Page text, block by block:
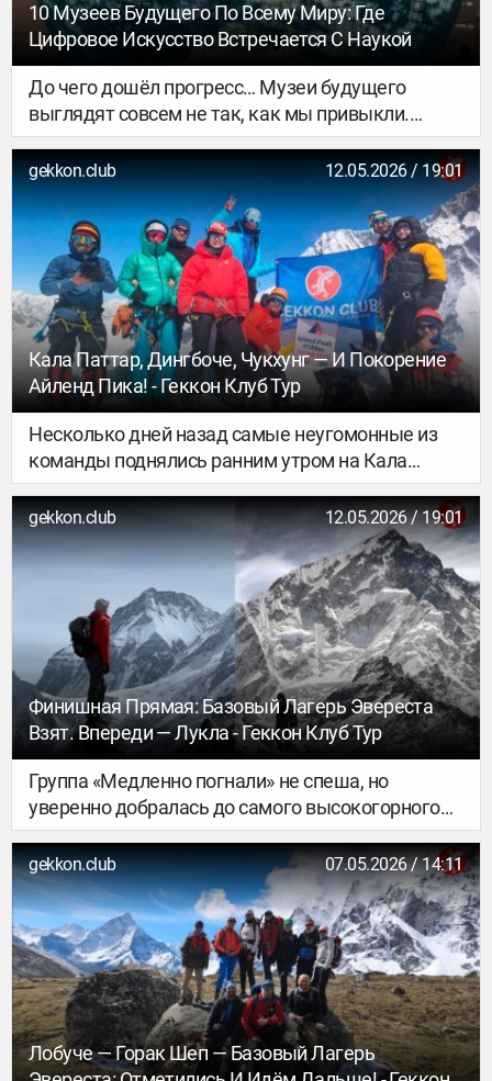
10 Музеев Будущего По Всему Миру: Где
Цифровое Искусство Встречается С Наукой
До чего дошёл прогресс… Музеи будущего
выглядят совсем не так, как мы привыкли.
Вместо витрин тут иммерсивные пространства,
вместо экспонатов — интерактивные
технологии, цифровое искусство и научные
эксперименты. В этих музеях говорят о космосе,
климате, искусственном интеллекте и
осваивают принципиально новые подходы к
искусству. Даже академическому.
gekkon.club 12.05.2026 / 19:01
Кала Паттар, Дингбоче, Чукхунг — И Покорение
Айленд Пика! - Геккон Клуб Тур
Несколько дней назад самые неугомонные из
команды поднялись ранним утром на Кала
Паттар из Горак Шепа. Прогноз не оправдался —
сплошная облачность закрыла весь обзор,
видимости почти не было. Но прогулка на
высоту всё равно удалась, а впереди ждало
gekkon.club 12.05.2026 / 19:01
Финишная Прямая: Базовый Лагерь Эвереста
Взят. Впереди — Лукла - Геккон Клуб Тур
Группа «Медленно погнали» не спеша, но
уверенно добралась до самого высокогорного
посёлка трека — Горак Шеп (5150 м). Утро
омрачила вынужденная новость: один из
участников по состоянию здоровья был
отправлен вниз. К счастью, сейчас с ним всё в
порядке.
gekkon.club 07.05.2026 / 14:11
Лобуче — Горак Шеп — Базовый Лагерь